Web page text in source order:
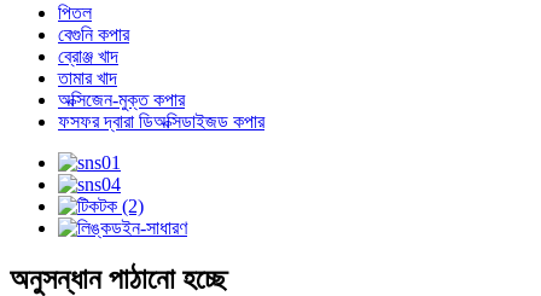
পিতল
বেগুনি কপার
ব্রোঞ্জ খাদ
তামার খাদ
অক্সিজেন-মুক্ত কপার
ফসফর দ্বারা ডিঅক্সিডাইজড কপার
অনুসন্ধান পাঠানো হচ্ছে